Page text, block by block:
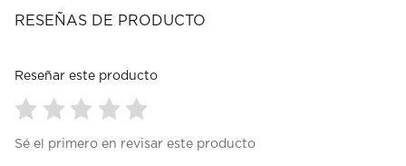
RESEÑAS DE PRODUCTO
Reseñar este producto
paraparaparaparapara
Sé el primero en revisar este producto